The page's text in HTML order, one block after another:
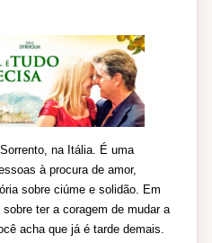
na Itália. É uma
à procura de amor,
sobre ciúme e solidão. Em
ter a coragem de mudar a
acha que já é tarde demais.